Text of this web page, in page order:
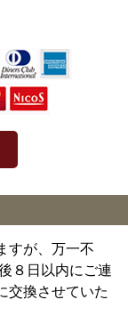
すが、万一不
８日以内にご連
交換させていた